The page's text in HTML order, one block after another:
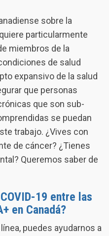
sobre la
particularmente
miembros de la
de salud
expansivo de la salud
que personas
que son sub-
se puedan
trabajo. ¿Vives con
de cáncer? ¿Tienes
Queremos saber de
19 entre las
en Canadá?
puedes ayudarnos a